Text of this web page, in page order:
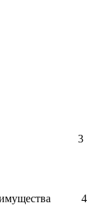
3
имущества 4